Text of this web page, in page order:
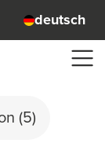
deutsch
(5)